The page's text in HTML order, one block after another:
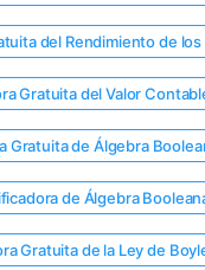
del Rendimiento de
Gratuita del Valor
Gratuita de Álgebra
de Álgebra
Gratuita de la Ley de